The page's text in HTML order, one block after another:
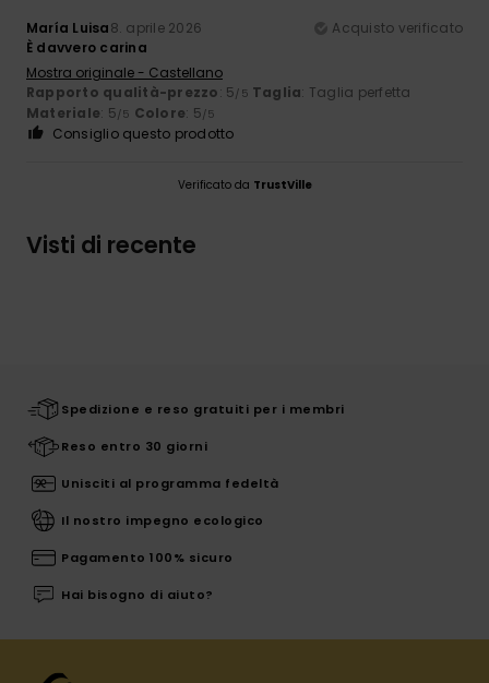
María Luisa8. aprile 2026
Acquisto verificato
È davvero carina
Mostra originale - Castellano
Rapporto qualità-prezzo: 5/5 Taglia: Taglia perfetta
Materiale: 5/5 Colore: 5/5
Consiglio questo prodotto
Verificato da TrustVille
Visti di recente
Spedizione e reso gratuiti per i membri
Reso entro 30 giorni
Unisciti al programma fedeltà
Il nostro impegno ecologico
Pagamento 100% sicuro
Hai bisogno di aiuto?